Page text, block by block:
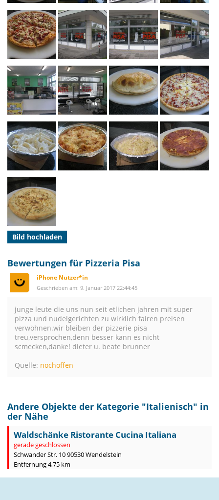
Bild hochladen
Bewertungen für Pizzeria Pisa
iPhone Nutzer*in
Geschrieben am: 9. Januar 2017 22:44:45
junge leute die uns nun seit etlichen jahren mit super
pizza und nudelgerichten zu wirklich fairen preisen
verwöhnen.wir bleiben der pizzerie pisa
treu,versprochen,denn besser kann es nicht
scmecken,danke! dieter u. beate brunner
Quelle: nochoffen
Andere Objekte der Kategorie "Italienisch" in
der Nähe
Waldschänke Ristorante Cucina Italiana
gerade geschlossen
Schwander Str. 10 90530 Wendelstein
Entfernung 4,75 km